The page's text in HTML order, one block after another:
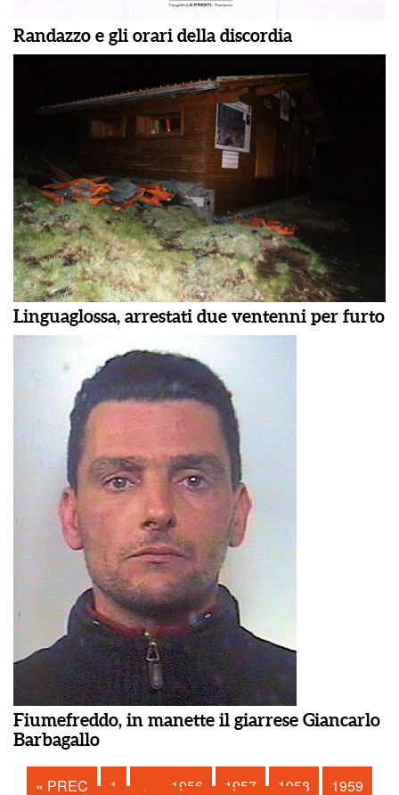
Randazzo e gli orari della discordia
Linguaglossa, arrestati due ventenni per furto
Fiumefreddo, in manette il giarrese Giancarlo
Barbagallo
« PREC 1 … 1956 1957 1958
1959